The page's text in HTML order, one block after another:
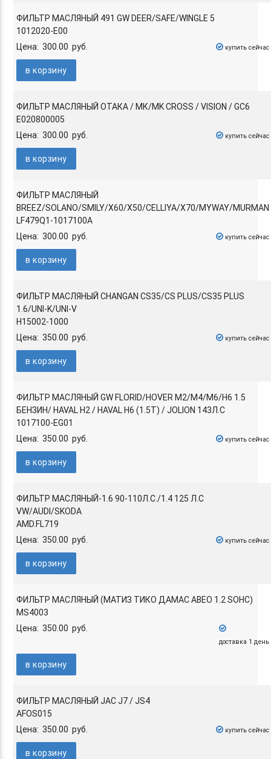
ФИЛЬТР МАСЛЯНЫЙ 491 GW DEER/SAFE/WINGLE 5
1012020-E00
Цена: 300.00 руб.
купить сейчас
в корзину
ФИЛЬТР МАСЛЯНЫЙ ОТАКА / МК/MK CROSS / VISION / GC6
E020800005
Цена: 300.00 руб.
купить сейчас
в корзину
ФИЛЬТР МАСЛЯНЫЙ
BREEZ/SOLANO/SMILY/X60/X50/CELLIYA/X70/MYWAY/MURMAN
LF479Q1-1017100A
Цена: 300.00 руб.
купить сейчас
в корзину
ФИЛЬТР МАСЛЯНЫЙ CHANGAN CS35/CS PLUS/CS35 PLUS
1.6/UNI-K/UNI-V
H15002-1000
Цена: 350.00 руб.
купить сейчас
в корзину
ФИЛЬТР МАСЛЯНЫЙ GW FLORID/HOVER M2/M4/M6/H6 1.5
БЕНЗИН/ HAVAL H2 / HAVAL H6 (1.5T) / JOLION 143Л.С
1017100-EG01
Цена: 350.00 руб.
купить сейчас
в корзину
ФИЛЬТР МАСЛЯНЫЙ-1.6 90-110Л.С./1.4 125 Л.С
VW/AUDI/SKODA
AMD.FL719
Цена: 350.00 руб.
купить сейчас
в корзину
ФИЛЬТР МАСЛЯНЫЙ (МАТИЗ ТИКО ДАМАС АВЕО 1.2 SOHC)
MS4003
Цена: 350.00 руб.
доставка 1 день
в корзину
ФИЛЬТР МАСЛЯНЫЙ JAC J7 / JS4
AFOS015
Цена: 350.00 руб.
купить сейчас
в корзину